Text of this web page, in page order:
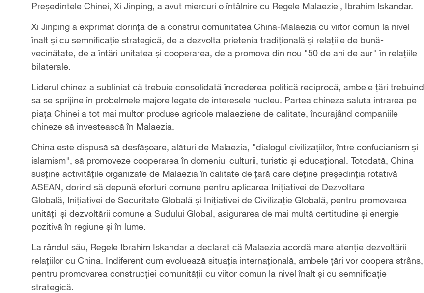
Preşedintele Chinei, Xi Jinping, a avut miercuri o întâlnire cu Regele Malaeziei, Ibrahim Iskandar.
Xi Jinping a exprimat dorinţa de a construi comunitatea China-Malaezia cu viitor comun la nivel
înalt şi cu semnificaţie strategică, de a dezvolta prietenia tradiţională şi relaţiile de bună-
vecinătate, de a întări unitatea şi cooperarea, de a promova din nou "50 de ani de aur" în relaţiile
bilaterale.
Liderul chinez a subliniat că trebuie consolidată încrederea politică reciprocă, ambele ţări trebuind
să se sprijine în probelmele majore legate de interesele nucleu. Partea chineză salută intrarea pe
piaţa Chinei a tot mai multor produse agricole malaeziene de calitate, încurajând companiile
chineze să investească în Malaezia.
China este dispusă să desfăşoare, alături de Malaezia, "dialogul civilizaţiilor, între confucianism şi
islamism", să promoveze cooperarea în domeniul culturii, turistic şi educaţional. Totodată, China
susţine activităţile organizate de Malaezia în calitate de ţară care deţine preşedinţia rotativă
ASEAN, dorind să depună eforturi comune pentru aplicarea Iniţiativei de Dezvoltare
Globală, Iniţiativei de Securitate Globală şi Iniţiativei de Civilizaţie Globală, pentru promovarea
unităţii şi dezvoltării comune a Sudului Global, asigurarea de mai multă certitudine şi energie
pozitivă în regiune şi în lume.
La rândul său, Regele Ibrahim Iskandar a declarat că Malaezia acordă mare atenţie dezvoltării
relaţiilor cu China. Indiferent cum evoluează situaţia internaţională, ambele ţări vor coopera strâns,
pentru promovarea construcţiei comunităţii cu viitor comun la nivel înalt şi cu semnificaţie
strategică.